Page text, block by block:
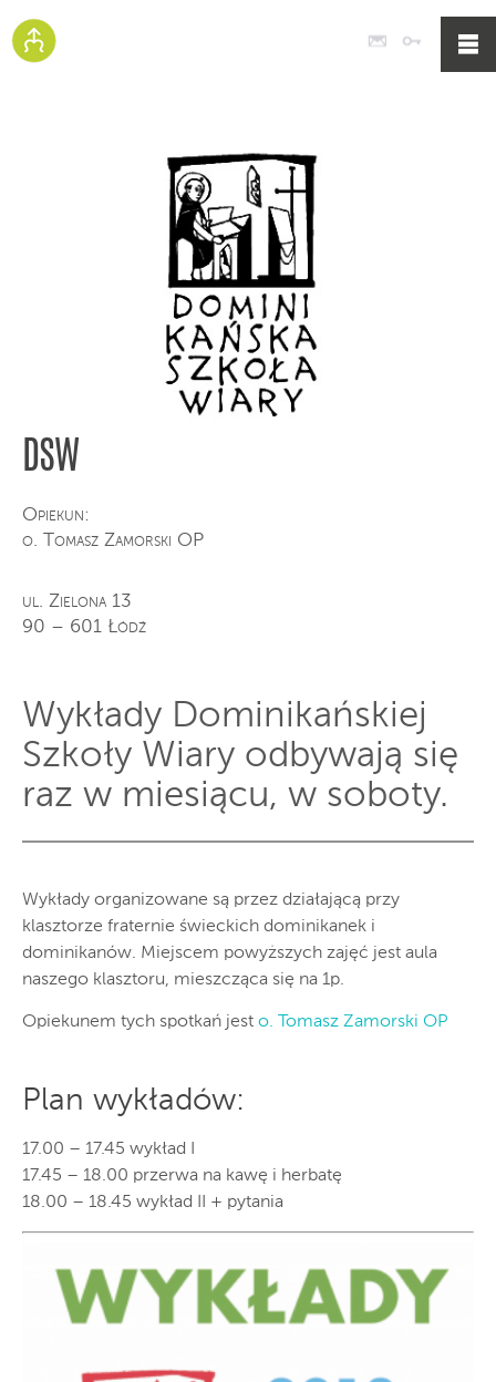
Poczta
DSW
Opiekun:
o. Tomasz Zamorski OP
ul. Zielona 13
90 – 601 Łódź
Wykłady Dominikańskiej
Szkoły Wiary odbywają się
raz w miesiącu, w soboty.
Wykłady organizowane są przez działającą przy
klasztorze fraternie świeckich dominikanek i
dominikanów. Miejscem powyższych zajęć jest aula
naszego klasztoru, mieszcząca się na 1p.
Opiekunem tych spotkań jest o. Tomasz Zamorski OP
Plan wykładów:
17.00 – 17.45 wykład I
17.45 – 18.00 przerwa na kawę i herbatę
18.00 – 18.45 wykład II + pytania